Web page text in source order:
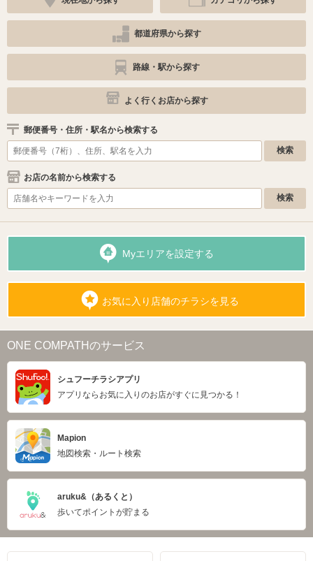
都道府県から探す
路線・駅から探す
よく行くお店から探す
郵便番号・住所・駅名から検索する
お店の名前から検索する
Myエリアを設定する
お気に入り店舗のチラシを見る
ONE COMPATHのサービス
シュフーチラシアプリ
アプリならお気に入りのお店がすぐに見つかる！
Mapion
地図検索・ルート検索
aruku&（あるくと）
歩いてポイントが貯まる